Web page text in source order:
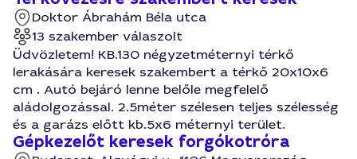
Doktor Ábrahám Béla utca
13 szakember válaszolt
Üdvözletem! KB.130 négyzetméternyi térkő
lerakására keresek szakembert a térkő 20x10x6
cm . Autó bejáró lenne belőle megfelelő
aládolgozással. 2.5méter szélesen teljes szélesség
és a garázs előtt kb.5x6 méternyi terület.
Gépkezelőt keresek forgókotróra